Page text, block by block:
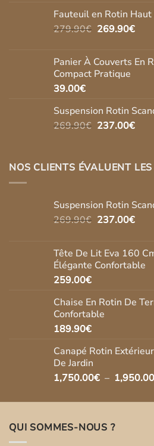
initial
était :
Fauteuil en Rotin Haut
279.90€ Le
était :
279.90€.
269.90€Le
est :
Panier À Couverts En
Compact Pratique
39.00€
Suspension Rotin
269.90€ Le
était :
237.00€Le
est :
NOS CLIENTS ÉVALUENT
Suspension Rotin
269.90€ Le
était :
269.90€.
237.00€Le
est :
Tête De Lit Eva 160
Élégante Confortable
259.00€
Chaise En Rotin De
Confortable
189.90€
Canapé Rotin
De Jardin
1,750.00€ – 1,950.00
QUI SOMMES-NOUS ?